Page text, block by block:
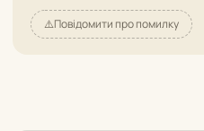
⚠️Повідомити про помилку